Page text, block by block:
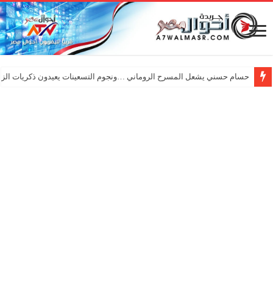
حسام حسني يشعل المسرح الروماني …ونجوم التسعينات يعيدون ذكريات